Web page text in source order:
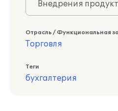
Внедрения
Отрасль / Функциональная
Торговля
Теги
бухгалтерия